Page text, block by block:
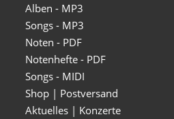
Alben - MP3
Songs - MP3
Noten - PDF
Notenhefte - PDF
Songs - MIDI
Shop | Postversand
Aktuelles | Konzerte